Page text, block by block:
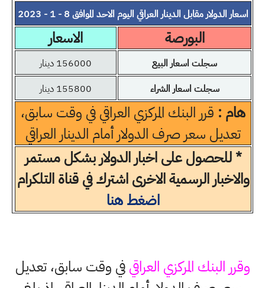
اسعار الدولار مقابل الدينار العراقي اليوم الاحد الموافق 8 - 1 - 2023
البورصة الاسعار
سجلت اسعار البيع
156000 دينار
سجلت اسعار الشراء
155800 دينار
هام : قرر البنك المركزي العراقي في وقت سابق،
تعديل سعر صرف الدولار أمام الدينار العراقي
* للحصول على اخبار الدولار بشكل مستمر
والاخبار الرسمية الاخرى اشترك في قناة التلكرام
اضغط هنا
وقرر البنك المركزي العراقيفي وقت سابق، تعديل